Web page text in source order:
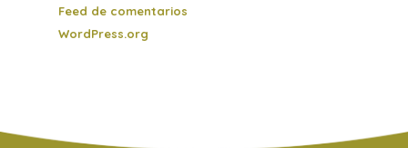
Feed de comentarios
WordPress.org